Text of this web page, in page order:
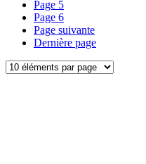
Page 5
Page 6
Page suivante
Dernière page